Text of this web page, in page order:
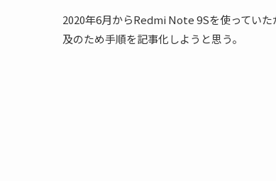
2020年6月からRedmi Note 9Sを使ってい
及のため手順を記事化しようと思う。